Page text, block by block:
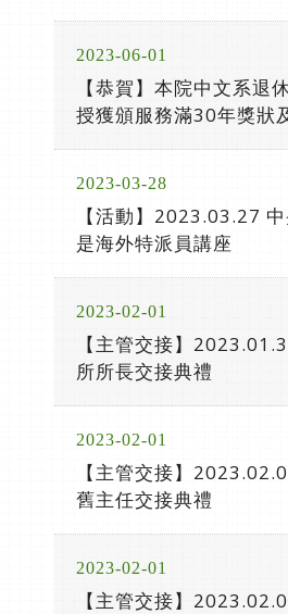
2023-06-01
【恭賀】本院中文系退
授獲頒服務滿30年獎狀
2023-03-28
【活動】2023.03.27
是海外特派員講座
2023-02-01
【主管交接】
所所長交接典禮
2023-02-01
【主管交接】
舊主任交接典禮
2023-02-01
【主管交接】